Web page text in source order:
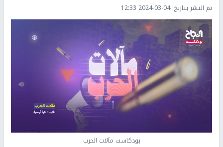
تم النشر بتاريخ:2024-03-04 12:33
بودكاست مآلات الحرب